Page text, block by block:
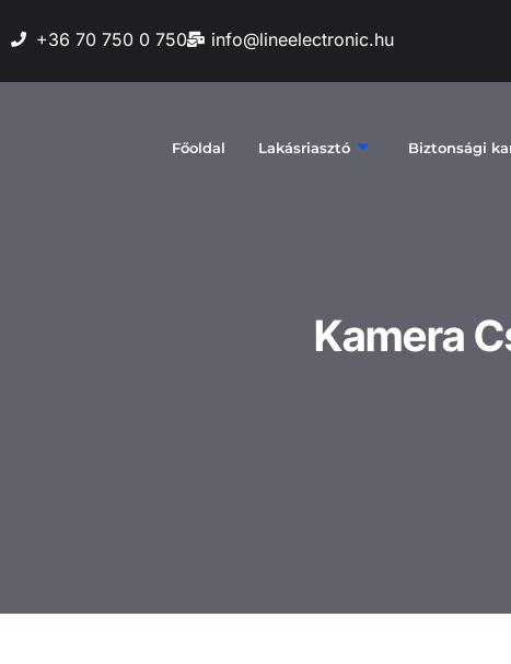
+36 70 750 0 750 info@lineelectronic.hu
Főoldal Lakásriasztó Biztonsági
Kamera